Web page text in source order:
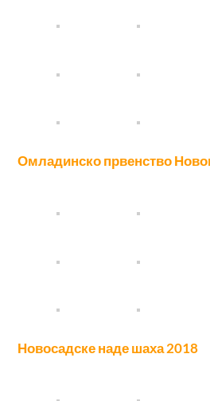
Омладинско првенство
Новосадске наде шаха 2018